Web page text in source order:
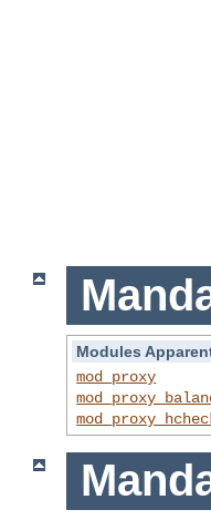
Modules
mod_proxy